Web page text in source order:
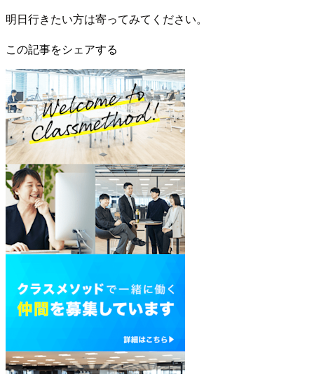
明日行きたい方は寄ってみてください。
この記事をシェアする